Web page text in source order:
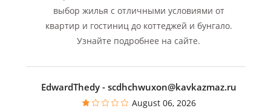
выбор жилья с отличными условиями от
квартир и гостиниц до коттеджей и бунгало.
Узнайте подробнее на сайте.
EdwardThedy - scdhchwuxon@kavkazmaz.ru
August 06, 2026